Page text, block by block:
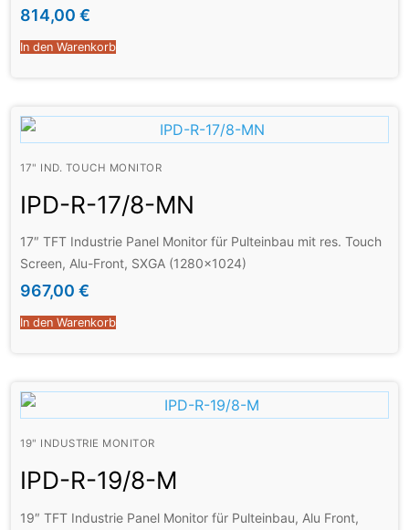
814,00 €
In den Warenkorb
17" IND. TOUCH MONITOR
IPD-R-17/8-MN
17″ TFT Industrie Panel Monitor für Pulteinbau mit res. Touch
Screen, Alu-Front, SXGA (1280×1024)
967,00 €
In den Warenkorb
19" INDUSTRIE MONITOR
IPD-R-19/8-M
19″ TFT Industrie Panel Monitor für Pulteinbau, Alu Front,